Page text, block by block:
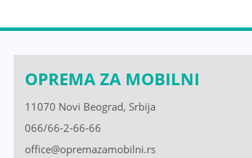
OPREMA ZA MOBILNI
11070 Novi Beograd, Srbija
066/66-2-66-66
office@opremazamobilni.rs